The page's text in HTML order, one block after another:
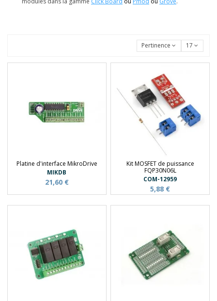
Pertinence 17
Platine d'interface MikroDrive
MIKDB
21,60 €
Kit MOSFET de puissance
FQP30N06L
COM-12959
5,88 €